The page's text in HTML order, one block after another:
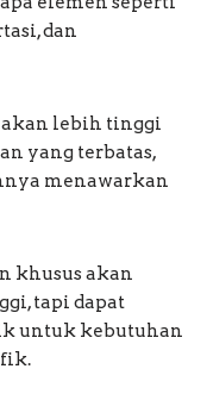
dan
akan lebih tinggi
yang terbatas,
menawarkan
khusus akan
tapi dapat
untuk kebutuhan